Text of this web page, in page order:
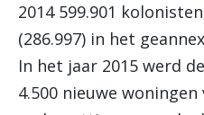
2014 599.901
(286.997) in het
In het jaar 2015 werd
4.500 nieuwe woningen